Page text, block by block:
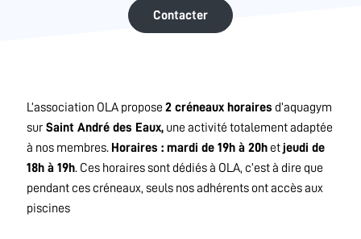
Contacter
L’association OLA propose 2 créneaux horaires d’aquagym
surSaint André des Eaux,une activité totalement adaptée
à nos membres. Horaires : mardi de 19h à 20het jeudi de
18h à 19h. Ces horaires sont dédiés à OLA, c’est à dire que
pendant ces créneaux, seuls nos adhérents ont accès aux
piscines